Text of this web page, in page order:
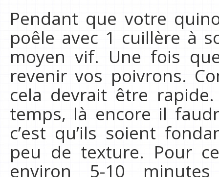
Pendant que votre
poêle avec 1 cuillère à
moyen vif. Une fois
revenir vos poivrons.
cela devrait être
temps, là encore il
c’est qu’ils soient
peu de texture. Pour
environ 5-10